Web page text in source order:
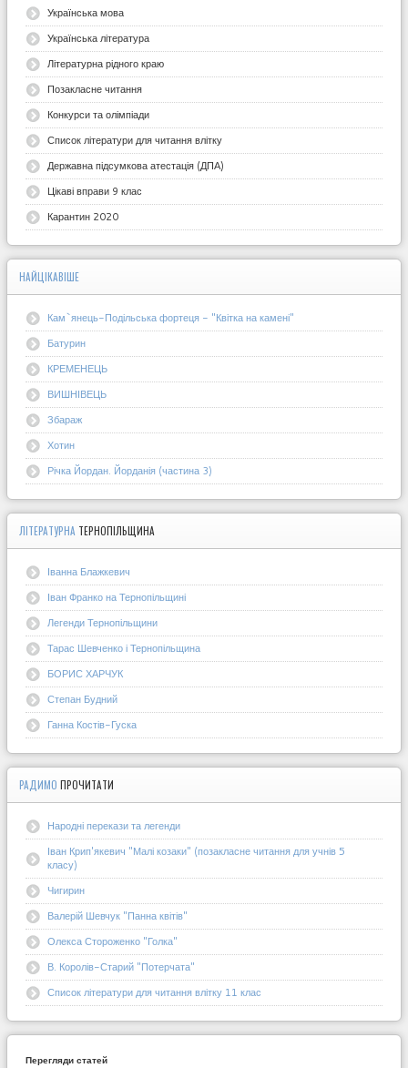
Українська мова
Українська література
Літературна рідного краю
Позакласне читання
Конкурси та олімпіади
Список літератури для читання влітку
Державна підсумкова атестація (ДПА)
Цікаві вправи 9 клас
Карантин 2020
НАЙЦІКАВІШЕ
Кам`янець-Подільська фортеця - "Квітка на камені"
Батурин
КРЕМЕНЕЦЬ
ВИШНІВЕЦЬ
Збараж
Хотин
Річка Йордан. Йорданія (частина 3)
ЛІТЕРАТУРНА ТЕРНОПІЛЬЩИНА
Іванна Блажкевич
Іван Франко на Тернопільщині
Легенди Тернопільщини
Тарас Шевченко і Тернопільщина
БОРИС ХАРЧУК
Степан Будний
Ганна Костів-Гуска
РАДИМО ПРОЧИТАТИ
Народні перекази та легенди
Іван Крип'якевич "Малі козаки" (позакласне читання для учнів 5
класу)
Чигирин
Валерій Шевчук "Панна квітів"
Олекса Стороженко "Голка"
В. Королів-Старий "Потерчата"
Список літератури для читання влітку 11 клас
Перегляди статей